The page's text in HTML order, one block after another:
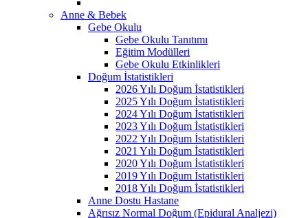
Anne & Bebek
Gebe Okulu
Gebe Okulu Tanıtımı
Eğitim Modülleri
Gebe Okulu Etkinlikleri
Doğum İstatistikleri
2026 Yılı Doğum İstatistikleri
2025 Yılı Doğum İstatistikleri
2024 Yılı Doğum İstatistikleri
2023 Yılı Doğum İstatistikleri
2022 Yılı Doğum İstatistikleri
2021 Yılı Doğum İstatistikleri
2020 Yılı Doğum İstatistikleri
2019 Yılı Doğum İstatistikleri
2018 Yılı Doğum İstatistikleri
Anne Dostu Hastane
Ağrısız Normal Doğum (Epidural Analjezi)